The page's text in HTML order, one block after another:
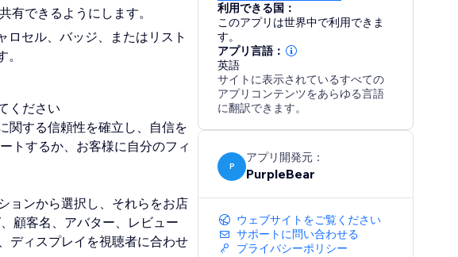
有できるようにします。
ロセル、バッジ、またはリスト
ください
関する信頼性を確立し、自信を
トするか、お客様に自分のフィ
ョンから選択し、それらをお店
顧客名、アバター、レビュー
ディスプレイを視聴者に合わせ
利用できる国：
このアプリは世界中で利用できま
す。
アプリ言語：
英語
サイトに表示されているすべての
アプリコンテンツをあらゆる言語
に翻訳できます。
P
アプリ開発元：
PurpleBear
ウェブサイトをご覧ください
サポートに問い合わせる
プライバシーポリシー